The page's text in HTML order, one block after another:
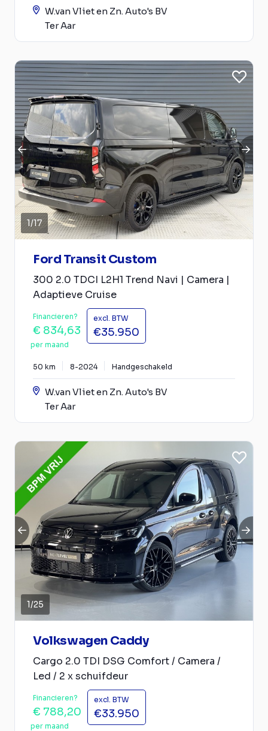
W.van Vliet en Zn. Auto's BV
Ter Aar
1/17
Ford Transit Custom
300 2.0 TDCI L2H1 Trend Navi | Camera |
Adaptieve Cruise
Financieren?
€ 834,63
per maand
excl. BTW
€35.950
50 km 8-2024 Handgeschakeld
W.van Vliet en Zn. Auto's BV
Ter Aar
1/25
Volkswagen Caddy
Cargo 2.0 TDI DSG Comfort / Camera /
Led / 2 x schuifdeur
Financieren?
€ 788,20
per maand
excl. BTW
€33.950